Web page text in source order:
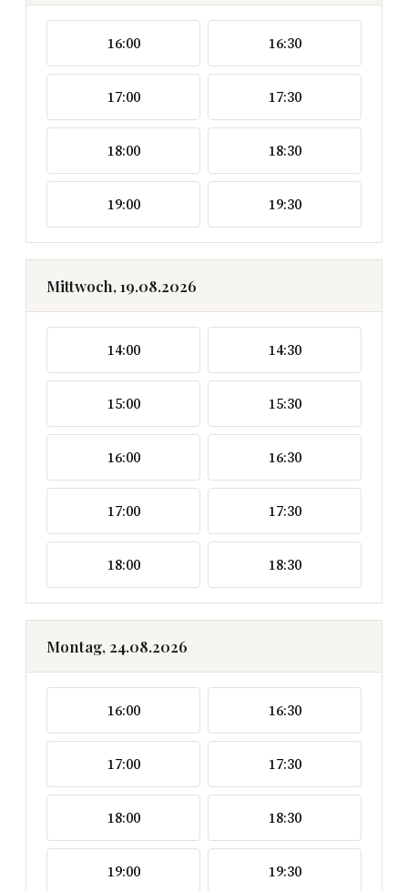
16:00 16:30
17:00 17:30
18:00 18:30
19:00 19:30
Mittwoch, 19.08.2026
14:00 14:30
15:00 15:30
16:00 16:30
17:00 17:30
18:00 18:30
Montag, 24.08.2026
16:00 16:30
17:00 17:30
18:00 18:30
19:00 19:30